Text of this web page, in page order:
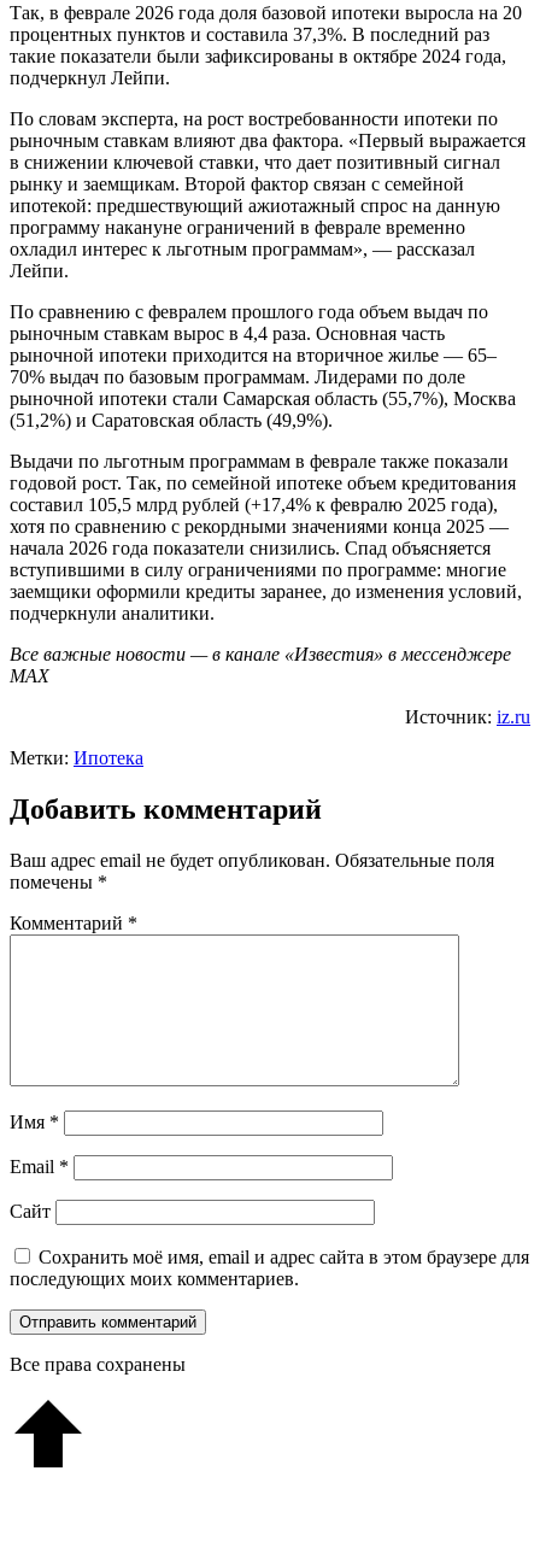
Так, в феврале 2026 года доля базовой ипотеки выросла на 20
процентных пунктов и составила 37,3%. В последний раз
такие показатели были зафиксированы в октябре 2024 года,
подчеркнул Лейпи.
По словам эксперта, на рост востребованности ипотеки по
рыночным ставкам влияют два фактора. «Первый выражается
в снижении ключевой ставки, что дает позитивный сигнал
рынку и заемщикам. Второй фактор связан с семейной
ипотекой: предшествующий ажиотажный спрос на данную
программу накануне ограничений в феврале временно
охладил интерес к льготным программам», — рассказал
Лейпи.
По сравнению с февралем прошлого года объем выдач по
рыночным ставкам вырос в 4,4 раза. Основная часть
рыночной ипотеки приходится на вторичное жилье — 65–
70% выдач по базовым программам. Лидерами по доле
рыночной ипотеки стали Самарская область (55,7%), Москва
(51,2%) и Саратовская область (49,9%).
Выдачи по льготным программам в феврале также показали
годовой рост. Так, по семейной ипотеке объем кредитования
составил 105,5 млрд рублей (+17,4% к февралю 2025 года),
хотя по сравнению с рекордными значениями конца 2025 —
начала 2026 года показатели снизились. Спад объясняется
вступившими в силу ограничениями по программе: многие
заемщики оформили кредиты заранее, до изменения условий,
подчеркнули аналитики.
Все важные новости — в канале «Известия» в мессенджере
МАХ
Источник: iz.ru
Метки: Ипотека
Добавить комментарий
Ваш адрес email не будет опубликован. Обязательные поля
помечены *
Комментарий *
Имя *
Email *
Сайт
Сохранить моё имя, email и адрес сайта в этом браузере для
последующих моих комментариев.
Все права сохранены